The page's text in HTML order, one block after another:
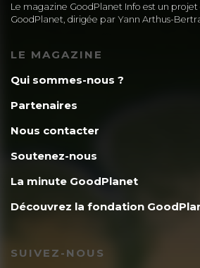
Le magazine GoodPlanet Info est un
GoodPlanet, dirigée par Yann Arthus-
LE MAGAZINE
Qui sommes-nous ?
Partenaires
Nous contacter
Soutenez-nous
La minute GoodPlanet
Découvrez la fondation
SUIVEZ-NOUS